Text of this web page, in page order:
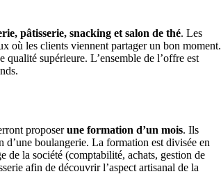
pâtisserie, snacking et salon de thé. Les
où les clients viennent partager un bon moment.
supérieure. L’ensemble de l’offre est
proposerune formation d’un mois. Ils
d’une boulangerie. La formation est divisée en
la société (comptabilité, achats, gestion de
afin de découvrir l’aspect artisanal de la